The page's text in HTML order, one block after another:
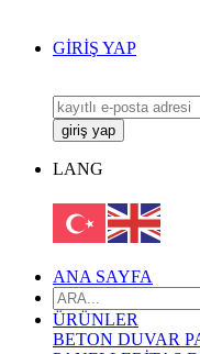
GİRİŞ YAP
LANG
ANA SAYFA
ÜRÜNLER
BETON DUVAR